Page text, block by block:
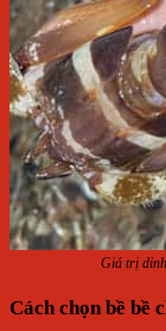
Giá trị
Cách chọn bề bề